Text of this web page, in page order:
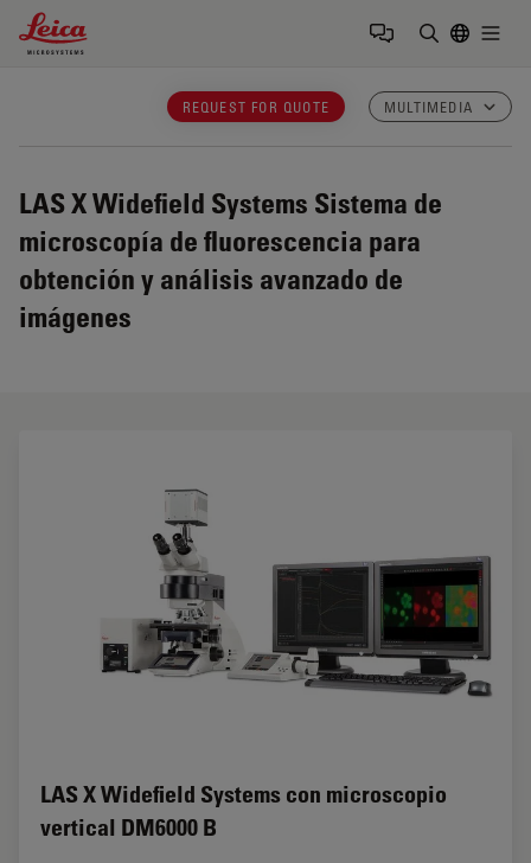
Leica Microsystems Logo
REQUEST FOR QUOTE MULTIMEDIA
LAS X Widefield Systems Sistema de
microscopía de fluorescencia para
obtención y análisis avanzado de
imágenes
LAS X Widefield Systems con microscopio
vertical DM6000 B